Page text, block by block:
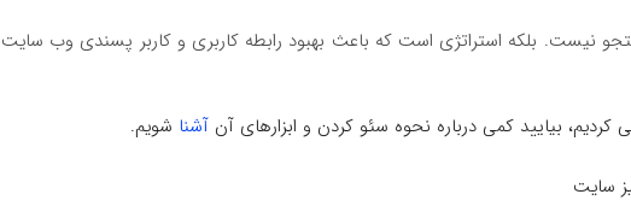
نیست. بلکه استراتژی است که باعث بهبود رابطه کاربری و کاربر پسندی وب سایت
کردیم، بیایید کمی درباره نحوه سئو کردن و ابزارهای آن آشنا شویم.